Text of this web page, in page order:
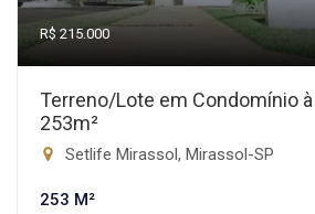
R$ 215.000
Terreno/Lote em Condomínio
253m²
Setlife Mirassol, Mirassol-SP
253 M²